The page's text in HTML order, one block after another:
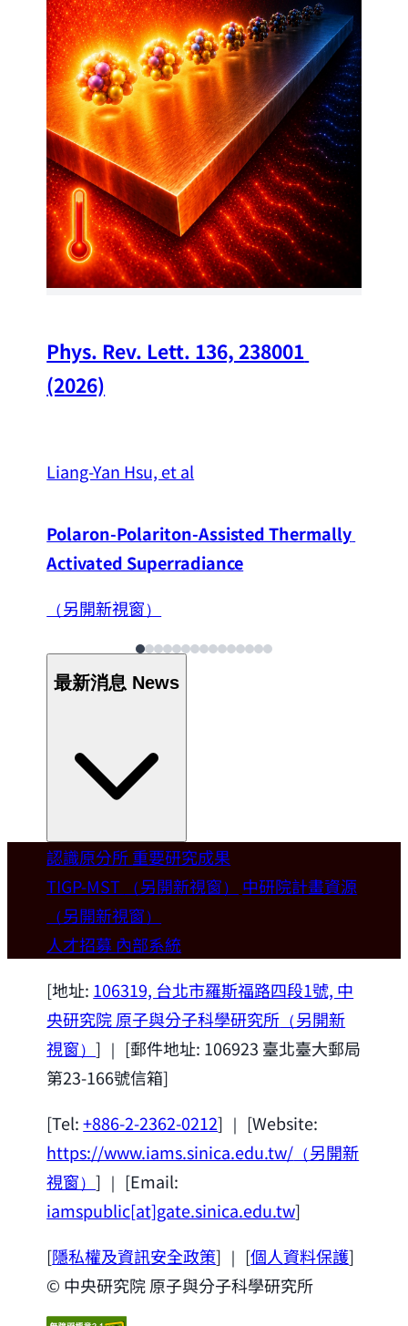
Phys. Rev. Lett. 136, 238001
(2026)
Liang-Yan Hsu, et al
Polaron-Polariton-Assisted Thermally
Activated Superradiance
（另開新視窗）
最新消息 News
Welcome
歡迎本所新聘合聘研究員陳俊維特聘教授
(國立台灣大學材料科學與工程學系)。
2026-07-14
認識原分所重要研究成果
TIGP-MST （另開新視窗）
中研院計畫資源
（另開新視窗）
人才招募 內部系統
[地址: 106319, 台北市羅斯福路四段1號, 中
央研究院 原子與分子科學研究所 （另開新
視窗）] ｜ [郵件地址: 106923 臺北臺大郵局
第23-166號信箱]
[Tel:+886-2-2362-0212] ｜ [Website:
https://www.iams.sinica.edu.tw/ （另開新
視窗）] ｜ [Email:
iamspublic[at]gate.sinica.edu.tw]
[隱私權及資訊安全政策] ｜ [個人資料保護]
© 中央研究院 原子與分子科學研究所